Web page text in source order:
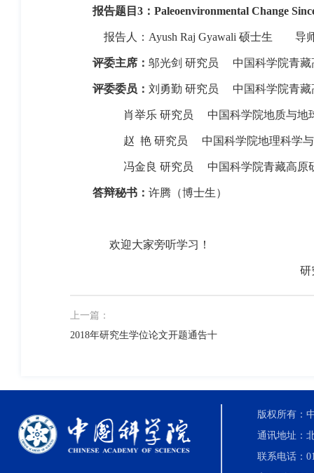
报告题目 3 ： Paleoenvironmental Change
报告人： Ayush Raj Gyawali 硕士生 导
评委主席： 邬光剑 研究员 中国科学院青
评委委员： 刘勇勤 研究员 中国科学院青
肖举乐 研究员 中国科学院地质与地
赵 艳 研究员 中国科学院地理科学
冯金良 研究员 中国科学院青藏高原
答辩秘书： 许腾（博士生）
欢迎大家旁听学习！
研
上一篇：
2018年研究生学位论文开题通告十
版权所有：
通讯地址：
联系电话：